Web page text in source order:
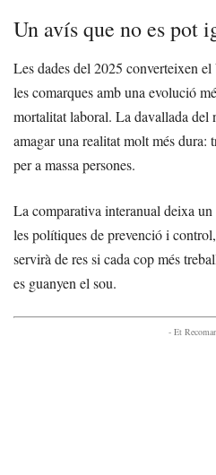
Un avís que no es pot
Les dades del 2025 converteixen
les comarques amb una evolució
mortalitat laboral. La davallada del
amagar una realitat molt més dura:
per a massa persones.
La comparativa interanual deixa
les polítiques de prevenció i
servirà de res si cada cop més
es guanyen el sou.
- Et